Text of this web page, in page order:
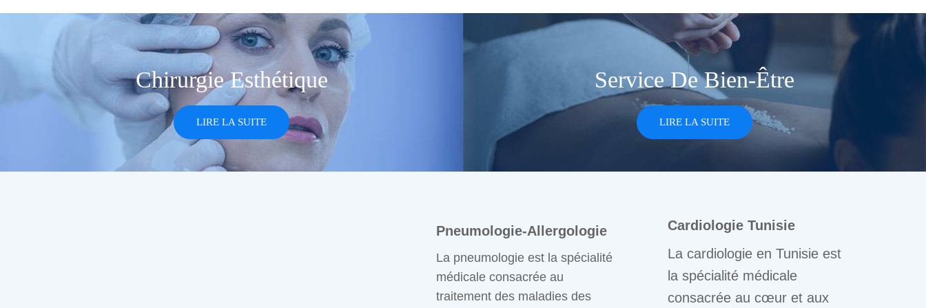
Chirurgie Esthétique
LIRE LA SUITE
Service De Bien-Être
LIRE LA SUITE
Pneumologie-Allergologie
La pneumologie est la spécialité
médicale consacrée au
traitement des maladies des
Cardiologie Tunisie
La cardiologie en Tunisie est
la spécialité médicale
consacrée au cœur et aux